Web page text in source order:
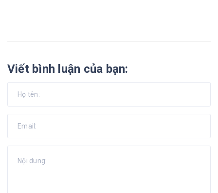
Viết bình luận của bạn: